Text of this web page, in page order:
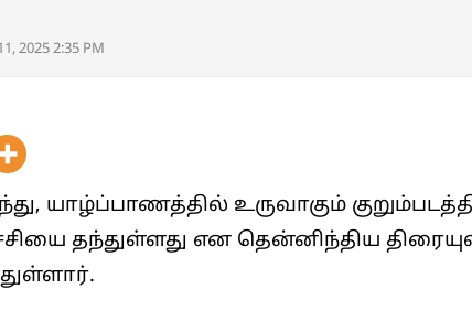
2025 2:35 PM
யாழ்ப்பாணத்தில் உருவாகும்
தந்துள்ளது என தென்னிந்திய